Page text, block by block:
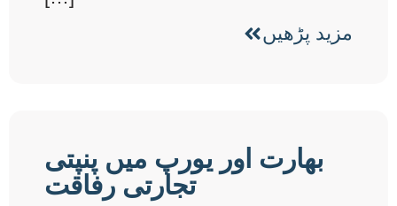
مزید پڑھیں
بھارت اور یورپ میں پنپتی
تجارتی رفاقت